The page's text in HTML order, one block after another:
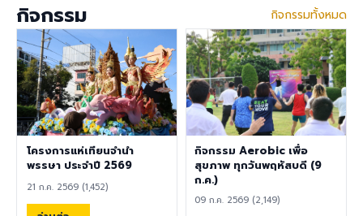
โรงเรียนสาธิต "พิบูลบำเพ็ญ"
มหาวิทยาลัยบูรพา เพื่อนำข้อมูล
ไปใช้ในการ วางแผน พัฒนา
และยกระดับระบบความ
ปลอดภัยของโรงเรียนอย่างเป็น
รูปธรรม ขอความอนุเคราะห์ทุก
ท่านในการทำแบบสำรวจ ภายใน
วันที่ 9 สิงหาคม 2569 เพื่อนำ
ผลการสำรวจไปใช้ดำเนินการต่อ
ไป แบบสำรวจความคิดเห็นด้าน
ความปลอดภัย คลิกที่นี่เพื่อร่วม
แสดงความคิดเห็น ผู้อำนวยการ
เดือน 30,000 – 40,000
บาท เงินช่วยเหลือค่าที่พัก
6,500 บาท/เดือน สวัสดิการ
การต่ออายุ Visa และ Work
Permit ประกันสุขภาพเอกชน
คุณสมบัติประจำตำแหน่ง สำเร็จ
การศึกษาระดับปริญญาตรี ใน
สาขาวิชาคณิตศาสตร์ ภาษา
อังกฤษ วิทยาศาสตร์
สังคมศึกษา สุขศึกษา/
พลศึกษา ศิลปะ หรือสาขาอื่นที่
เกี่ยวข้อง เป็นผู้ใช้ภาษาอังกฤษ
กิจกรรม กิจกรรมทั้งหมด
โครงการแห่เทียนจำนำ
พรรษา ประจำปี 2569
21 ก.ค. 2569 (1,452)
กิจกรรม Aerobic เพื่อ
สุขภาพ ทุกวันพฤหัสบดี (9
ก.ค.)
09 ก.ค. 2569 (2,149)